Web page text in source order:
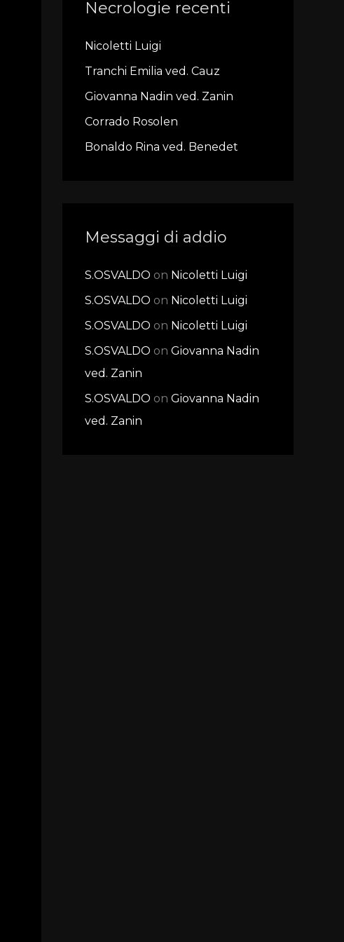
c
f
o
r
:
Necrologie recenti
Nicoletti Luigi
Tranchi Emilia ved. Cauz
Giovanna Nadin ved. Zanin
Corrado Rosolen
Bonaldo Rina ved. Benedet
Messaggi di addio
S.OSVALDO on Nicoletti Luigi
S.OSVALDO on Nicoletti Luigi
S.OSVALDO on Nicoletti Luigi
S.OSVALDO on Giovanna Nadin
ved. Zanin
S.OSVALDO on Giovanna Nadin
ved. Zanin